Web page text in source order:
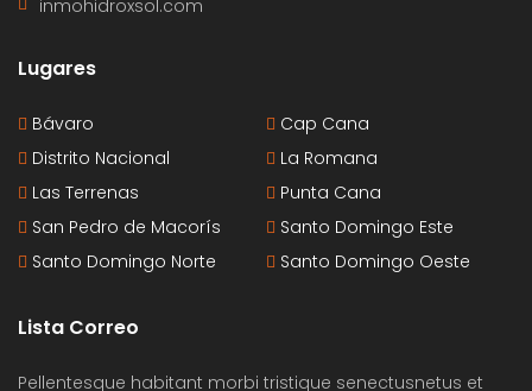
inmohidroxsol.com
Lugares
Bávaro
Cap Cana
Distrito Nacional
La Romana
Las Terrenas
Punta Cana
San Pedro de Macorís
Santo Domingo Este
Santo Domingo Norte
Santo Domingo Oeste
Lista Correo
Pellentesque habitant morbi tristique senectusnetus et